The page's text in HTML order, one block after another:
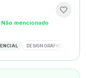
Não mencionado·
DESIGN GRÁFICO